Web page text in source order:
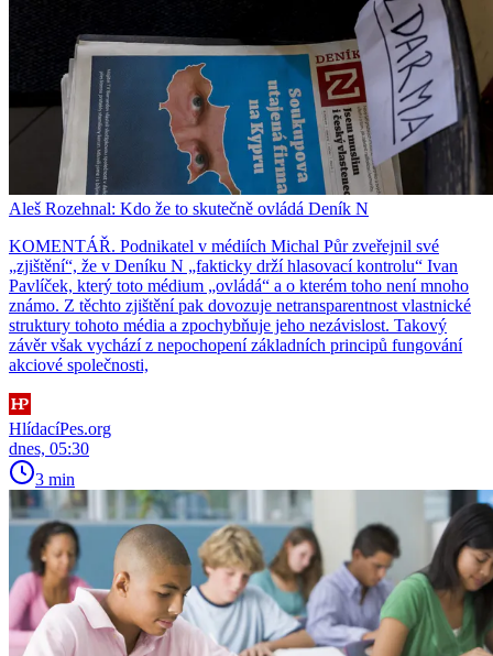
Aleš Rozehnal: Kdo že to skutečně ovládá Deník N
KOMENTÁŘ. Podnikatel v médiích Michal Půr zveřejnil své
„zjištění“, že v Deníku N „fakticky drží hlasovací kontrolu“ Ivan
Pavlíček, který toto médium „ovládá“ a o kterém toho není mnoho
známo. Z těchto zjištění pak dovozuje netransparentnost vlastnické
struktury tohoto média a zpochybňuje jeho nezávislost. Takový
závěr však vychází z nepochopení základních principů fungování
akciové společnosti,
HlídacíPes.org
dnes, 05:30
3 min